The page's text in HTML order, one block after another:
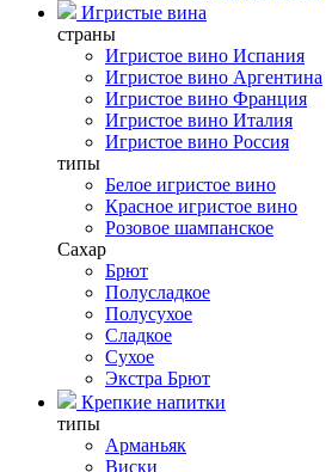
Игристые вина
страны
Игристое вино Испания
Игристое вино Аргентина
Игристое вино Франция
Игристое вино Италия
Игристое вино Россия
типы
Белое игристое вино
Красное игристое вино
Розовое шампанское
Сахар
Брют
Полусладкое
Полусухое
Сладкое
Сухое
Экстра Брют
Крепкие напитки
типы
Арманьяк
Виски